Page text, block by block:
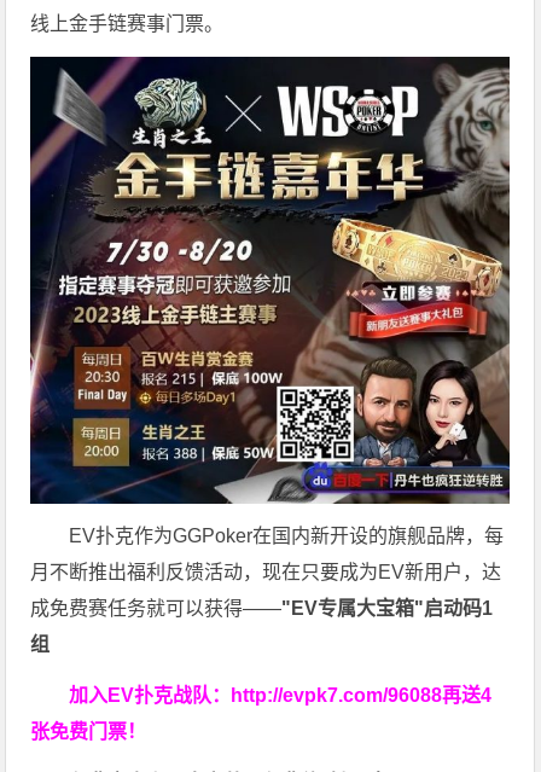
线上金手链赛事门票。
EV扑克作为GGPoker在国内新开设的旗舰品牌，每
月不断推出福利反馈活动，现在只要成为EV新用户，达
成免费赛任务就可以获得——"EV专属大宝箱"启动码1
组
加入EV扑克战队： http://evpk7.com/96088再送4
张免费门票！